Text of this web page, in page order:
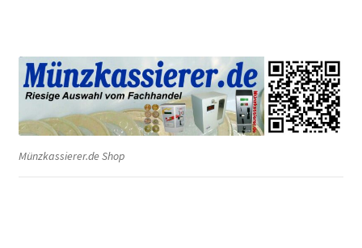
Münzkassierer.de Shop